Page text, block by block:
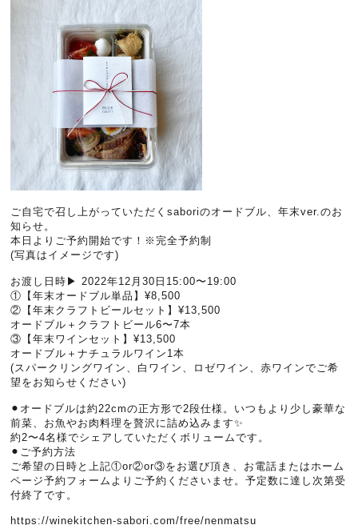
ご自宅で召し上がっていただくsaboriのオードブル、年末ver.のお
知らせ。
本日よりご予約開始です！※完全予約制
(写真はイメージです)
お渡し日時▶︎ 2022年12月30日15:00〜19:00
①【年末オードブル単品】¥8,500
②【年末クラフトビールセット】¥13,500
オードブル＋クラフトビール6〜7本
③【年末ワインセット】¥13,500
オードブル＋ナチュラルワイン1本
(スパークリングワイン、白ワイン、ロゼワイン、赤ワインでご希
望をお知らせください)
⚫︎オードブルは約22cmの正方形で2段仕様。いつもより少し豪華な
前菜、お魚やお肉料理を贅沢に詰め込みます✨
約2〜4名様でシェアしていただくボリュームです。
⚫︎ご予約方法
ご希望の日時と上記①or②or③をお選び頂き、お電話またはホーム
ページ予約フォームよりご予約くださいませ。予定数に達し次第受
付終了です。
https://winekitchen-sabori.com/free/nenmatsu